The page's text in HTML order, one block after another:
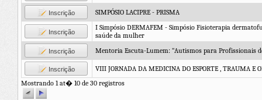
Inscrição SIMPÓSIO LACIPRE - PRISMA
Inscrição
I Simpósio DERMAFEM - Simpósio Fisioterapia
saúde da mulher
Inscrição Mentoria Escuta-Lumem: “Autismos para Profissionais
Inscrição
VIII JORNADA DA MEDICINA DO ESPORTE , TRAUMA E
Mostrando 1 at� 10 de 30 registros